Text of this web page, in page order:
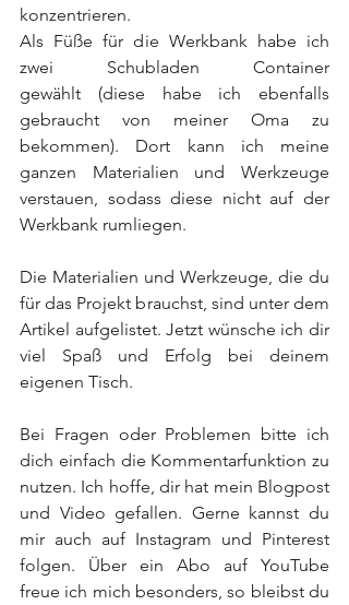
konzentrieren.
Als Füße für die Werkbank habe ich
zwei Schubladen Container
gewählt (diese habe ich ebenfalls
gebraucht von meiner Oma zu
bekommen). Dort kann ich meine
ganzen Materialien und Werkzeuge
verstauen, sodass diese nicht auf der
Werkbank rumliegen.
Die Materialien und Werkzeuge, die du
für das Projekt brauchst, sind unter dem
Artikel aufgelistet. Jetzt wünsche ich dir
viel Spaß und Erfolg bei deinem
eigenen Tisch.
Bei Fragen oder Problemen bitte ich
dich einfach die Kommentarfunktion zu
nutzen. Ich hoffe, dir hat mein Blogpost
und Video gefallen. Gerne kannst du
mir auch auf Instagram und Pinterest
folgen. Über ein Abo auf YouTube
freue ich mich besonders, so bleibst du